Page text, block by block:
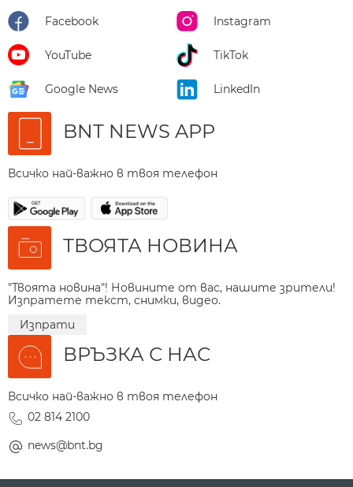
Facebook Instagram
YouTube TikTok
Google News LinkedIn
BNT NEWS APP
Всичко най-важно в твоя телефон
ТВОЯТА НОВИНА
"Твоята новина"! Новините от вас, нашите зрители!
Изпратете текст, снимки, видео.
Изпрати
ВРЪЗКА С НАС
Всичко най-важно в твоя телефон
02 814 2100
news@bnt.bg